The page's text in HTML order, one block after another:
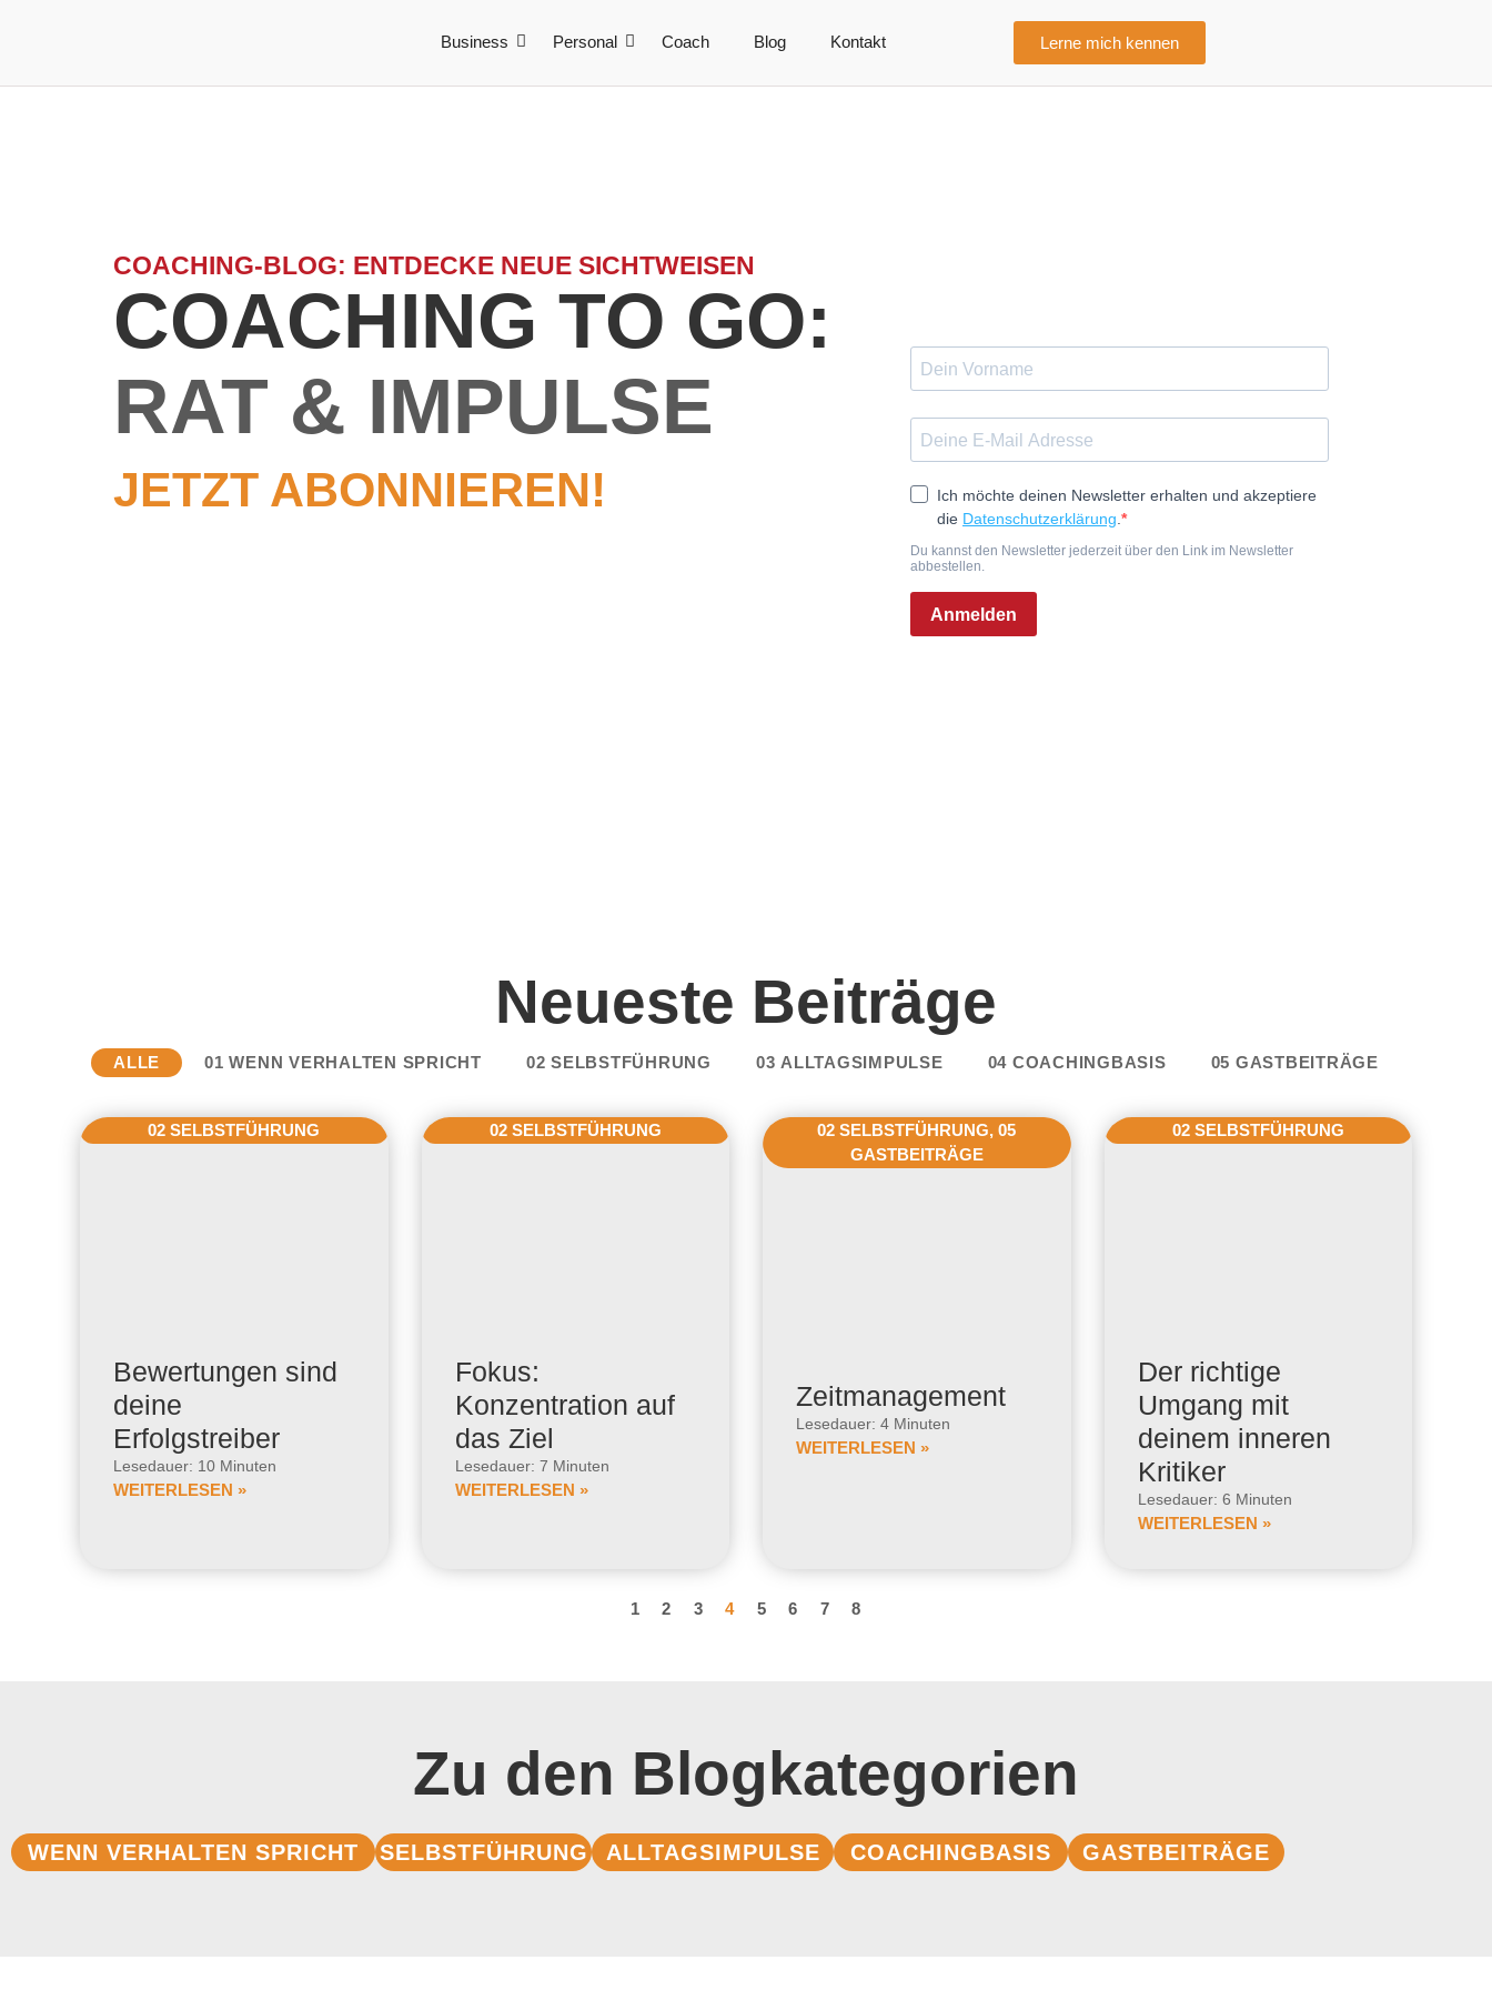
Business Personal Coach Blog Kontakt Lerne mich kennen
COACHING-BLOG: ENTDECKE NEUE SICHTWEISEN
COACHING TO GO:
RAT & IMPULSE
JETZT ABONNIEREN!
Neueste Beiträge
01 WENN VERHALTEN SPRICHT 02 SELBSTFÜHRUNG 03 ALLTAGSIMPULSE 04 COACHINGBASIS 05 GASTBEITRÄGE
ALLE
02 SELBSTFÜHRUNG
Bewertungen sind
deine
Erfolgstreiber
Lesedauer: 10 Minuten
WEITERLESEN »
02 SELBSTFÜHRUNG
Fokus:
Konzentration auf
das Ziel
Lesedauer: 7 Minuten
WEITERLESEN »
02 SELBSTFÜHRUNG,05
GASTBEITRÄGE
Zeitmanagement
Lesedauer: 4 Minuten
WEITERLESEN »
02 SELBSTFÜHRUNG
Der richtige
Umgang mit
deinem inneren
Kritiker
Lesedauer: 6 Minuten
WEITERLESEN »
1 2 3 4 5 6 7 8
Zu den Blogkategorien
WENN VERHALTEN SPRICHT SELBSTFÜHRUNG ALLTAGSIMPULSE COACHINGBASIS GASTBEITRÄGE